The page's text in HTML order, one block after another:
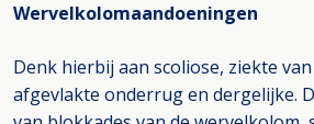
Wervelkolomaandoeningen
Denk hierbij aan scoliose, ziekte
afgevlakte onderrug en dergelijke.